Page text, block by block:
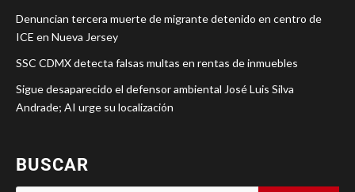
Denuncian tercera muerte de migrante detenido en centro de
ICE en Nueva Jersey
SSC CDMX detecta falsas multas en rentas de inmuebles
Sigue desaparecido el defensor ambiental José Luis Silva
Andrade; AI urge su localización
BUSCAR